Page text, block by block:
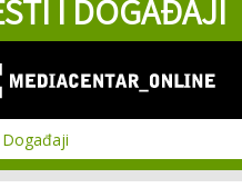
I DOGAĐAJI
Događaji